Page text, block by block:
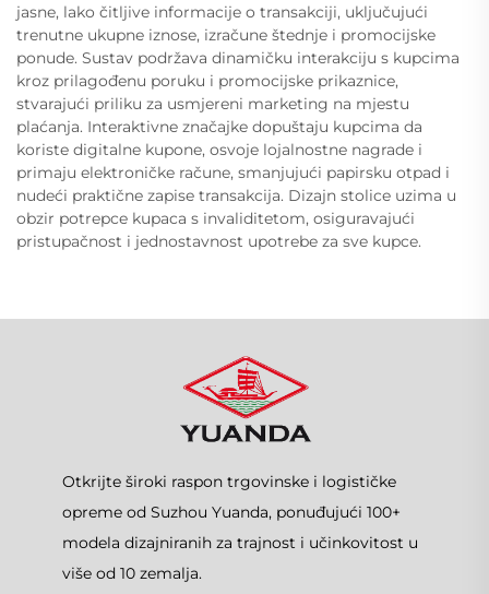
jasne, lako čitljive informacije o transakciji, uključujući
trenutne ukupne iznose, izračune štednje i promocijske
ponude. Sustav podržava dinamičku interakciju s kupcima
kroz prilagođenu poruku i promocijske prikaznice,
stvarajući priliku za usmjereni marketing na mjestu
plaćanja. Interaktivne značajke dopuštaju kupcima da
koriste digitalne kupone, osvoje lojalnostne nagrade i
primaju elektroničke račune, smanjujući papirsku otpad i
nudeći praktične zapise transakcija. Dizajn stolice uzima u
obzir potrepce kupaca s invaliditetom, osiguravajući
pristupačnost i jednostavnost upotrebe za sve kupce.
Otkrijte široki raspon trgovinske i logističke
opreme od Suzhou Yuanda, ponuđujući 100+
modela dizajniranih za trajnost i učinkovitost u
više od 10 zemalja.